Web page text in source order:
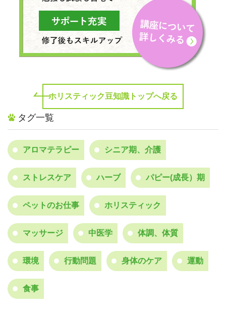
ホリスティック豆知識トップへ戻る
タグ一覧
アロマテラピー シニア期、介護
ストレスケア ハーブ パピー(成長）期
ペットのお仕事 ホリスティック
マッサージ 中医学 体調、体質
環境 行動問題 身体のケア 運動
食事